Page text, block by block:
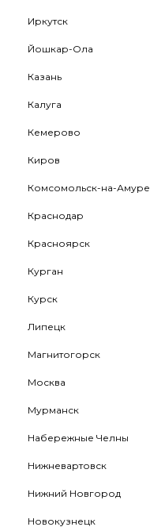
Иркутск
Йошкар-Ола
Казань
Калуга
Кемерово
Киров
Комсомольск-на-Амуре
Краснодар
Красноярск
Курган
Курск
Липецк
Магнитогорск
Москва
Мурманск
Набережные Челны
Нижневартовск
Нижний Новгород
Новокузнецк